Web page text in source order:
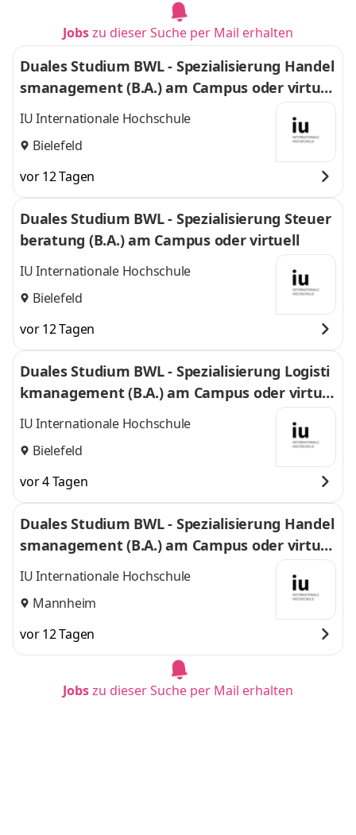
Jobszu dieser Suche per Mail erhalten
Duales Studium BWL - Spezialisierung Handel
smanagement (B.A.) am Campus oder virtuel
l
IU Internationale Hochschule
Bielefeld
vor 12 Tagen
Duales Studium BWL - Spezialisierung Steuer
beratung (B.A.) am Campus oder virtuell
IU Internationale Hochschule
Bielefeld
vor 12 Tagen
Duales Studium BWL - Spezialisierung Logisti
kmanagement (B.A.) am Campus oder virtuel
l
IU Internationale Hochschule
Bielefeld
vor 4 Tagen
Duales Studium BWL - Spezialisierung Handel
smanagement (B.A.) am Campus oder virtuel
l
IU Internationale Hochschule
Mannheim
vor 12 Tagen
Jobszu dieser Suche per Mail erhalten